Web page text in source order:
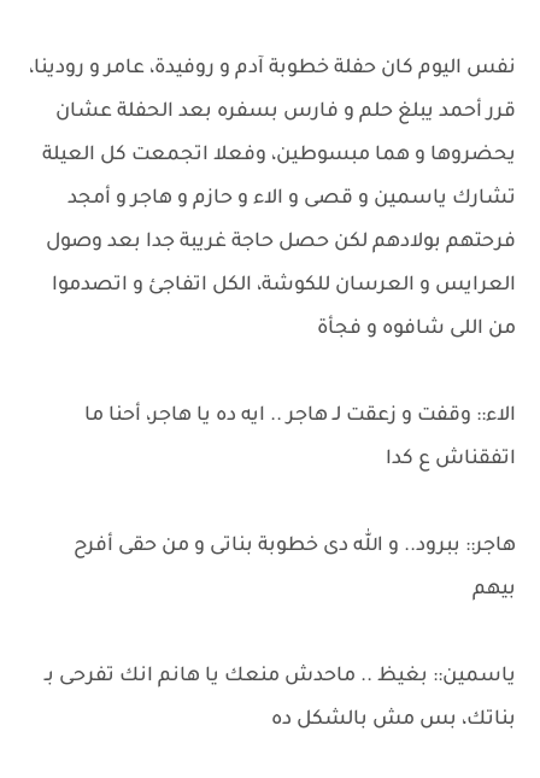
نفس اليوم كان حفلة خطوبة آدم و روفيدة، عامر و رودينا،
قرر أحمد يبلغ حلم و فارس بسفره بعد الحفلة عشان
يحضروها و هما مبسوطين، وفعلا اتجمعت كل العيلة
تشارك ياسمين و قصى و الاء و حازم و هاجر و أمجد
فرحتهم بولادهم لكن حصل حاجة غريبة جدا بعد وصول
العرايس و العرسان للكوشة، الكل اتفاجئ و اتصدموا
من اللى شافوه و فجأة
الاء:: وقفت و زعقت لـ هاجر .. ايه ده يا هاجر، أحنا ما
اتفقناش ع كدا
هاجر:: ببرود.. و الله دى خطوبة بناتى و من حقى أفرح
بيهم
ياسمين:: بغيظ .. ماحدش منعك يا هانم انك تفرحى بـ
بناتك، بس مش بالشكل ده